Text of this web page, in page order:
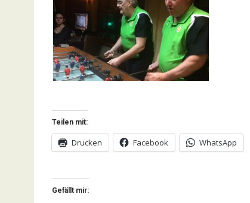
Teilen mit:
Drucken Facebook WhatsApp
Gefällt mir: